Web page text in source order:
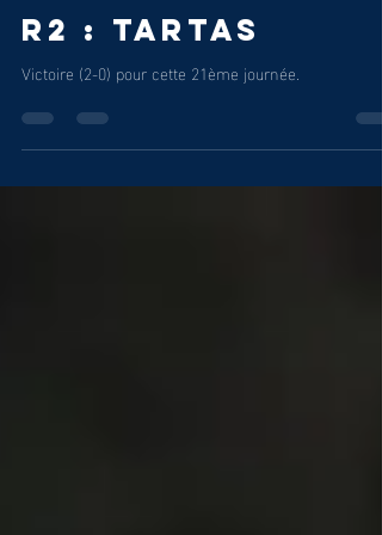
Andernos Sport
10 mai
Victoire (2-0) pour cette 21ème journée.